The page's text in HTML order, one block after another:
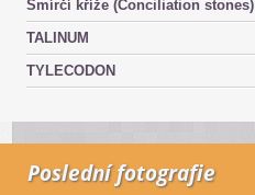
Smírčí kříže (Conciliation stones)
TALINUM
TYLECODON
Poslední fotografie